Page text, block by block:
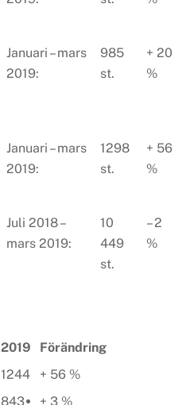
Januari – mars
2019:
985
st.
+ 20
%
Januari – mars
2019:
1298
st.
+ 56
%
Juli 2018 –
mars 2019:
10
449
st.
– 2
%
2019
Förändring
1244
+ 56 %
843 + 3 %